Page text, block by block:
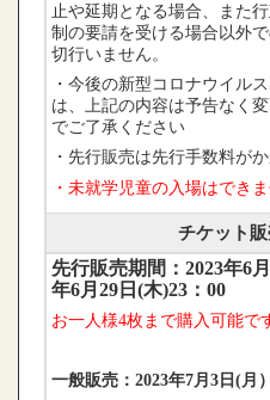
止や延期となる場合、また
制の要請を受ける場合以外
切行いません。
・今後の新型コロナウイル
は、上記の内容は予告なく
でご了承ください
・先行販売は先行手数料がか
・未就学児童の入場はでき
チケット
先行販売期間：2023年6
年6月29日(木)23：00
お一人様4枚 まで購入可能で
一般販売：2023年7月3日(月